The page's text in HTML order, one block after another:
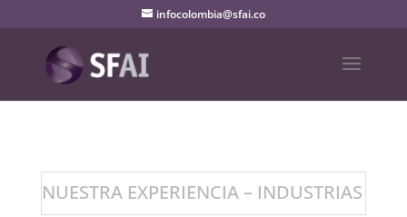
infocolombia@sfai.co
NUESTRA EXPERIENCIA – INDUSTRIAS